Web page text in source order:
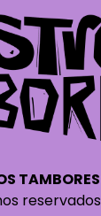
TAMBORES
reservados